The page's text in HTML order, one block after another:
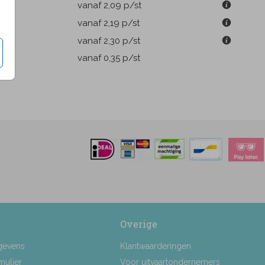
vanaf 2,09 p/st
vanaf 2,19 p/st
vanaf 2,30 p/st
vanaf 0,35 p/st
Overige
Klantwaarderingen
Voor uitvaartondernemers